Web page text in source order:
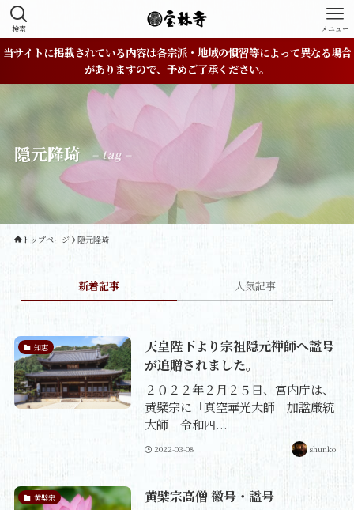
検索 メニュー
当サイトに掲載されている内容は各宗派・地域の慣習等によって異なる場合
がありますので、予めご了承ください。
隠元隆琦 – tag –
トップページ 隠元隆琦
新着記事 人気記事
知恵
天皇陛下より宗祖隠元禅師へ諡号
が追贈されました。
２０２２年２月２５日、宮内庁は、
黄檗宗に「真空華光大師 加諡厳統
大師 令和四...
2022-03-08 shunko
黄檗宗 黄檗宗高僧 徽号・諡号